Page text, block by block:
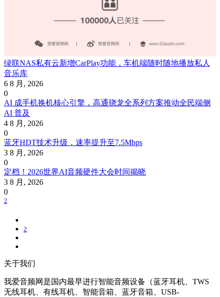
绿联NAS私有云新增CarPlay功能，车机端随时随地播放私人
音乐库
6 8 月, 2026
0
AI 成手机换机核心引擎，高通骁龙全系列方案推动全民端侧
AI 普及
4 8 月, 2026
0
蓝牙HDT技术升级，速率提升至7.5Mbps
3 8 月, 2026
0
定档！2026世界AI音频硬件大会时间揭晓
3 8 月, 2026
0
2
2
关于我们
我爱音频网是国内最早进行智能音频设备（蓝牙耳机、TWS
无线耳机、有线耳机、智能音箱、蓝牙音箱、USB-